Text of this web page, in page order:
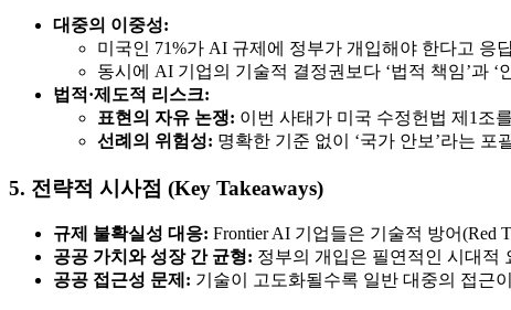
대중의 이중성:
미국인 71%가 AI 규제에 정부가 개입해야 한다고 응
동시에 AI 기업의 기술적 결정권보다 ‘법적 책임’과 ‘
법적·제도적 리스크:
표현의 자유 논쟁: 이번 사태가 미국 수정헌법 제1조
선례의 위험성: 명확한 기준 없이 ‘국가 안보’라는
5. 전략적 시사점 (Key Takeaways)
규제 불확실성 대응: Frontier AI 기업들은 기술적 방어(Red
공공 가치와 성장 간 균형: 정부의 개입은 필연적인 시대적
공공 접근성 문제: 기술이 고도화될수록 일반 대중의 접근